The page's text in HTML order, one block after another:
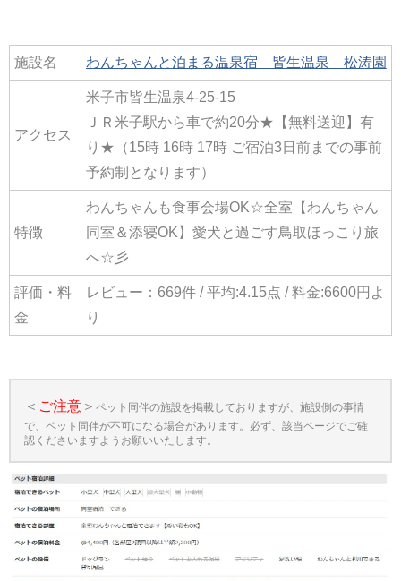
施設名 わんちゃんと泊まる温泉宿 皆生温泉 松涛園
アクセス
米子市皆生温泉4-25-15
ＪＲ米子駅から車で約20分★【無料送迎】有
り★（15時 16時 17時 ご宿泊3日前までの事前
予約制となります）
特徴
わんちゃんも食事会場OK☆全室【わんちゃん
同室＆添寝OK】愛犬と過ごす鳥取ほっこり旅
へ☆彡
評価・料
金
レビュー：669件 / 平均:4.15点 / 料金:6600円よ
り
＜ ご注意＞ ペット同伴の施設を掲載しておりますが、施設側の事情
で、ペット同伴が不可になる場合があります。必ず、該当ページでご確
認くださいますようお願いいたします。